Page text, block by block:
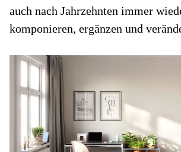
auch nach Jahrzehnten immer
komponieren, ergänzen und